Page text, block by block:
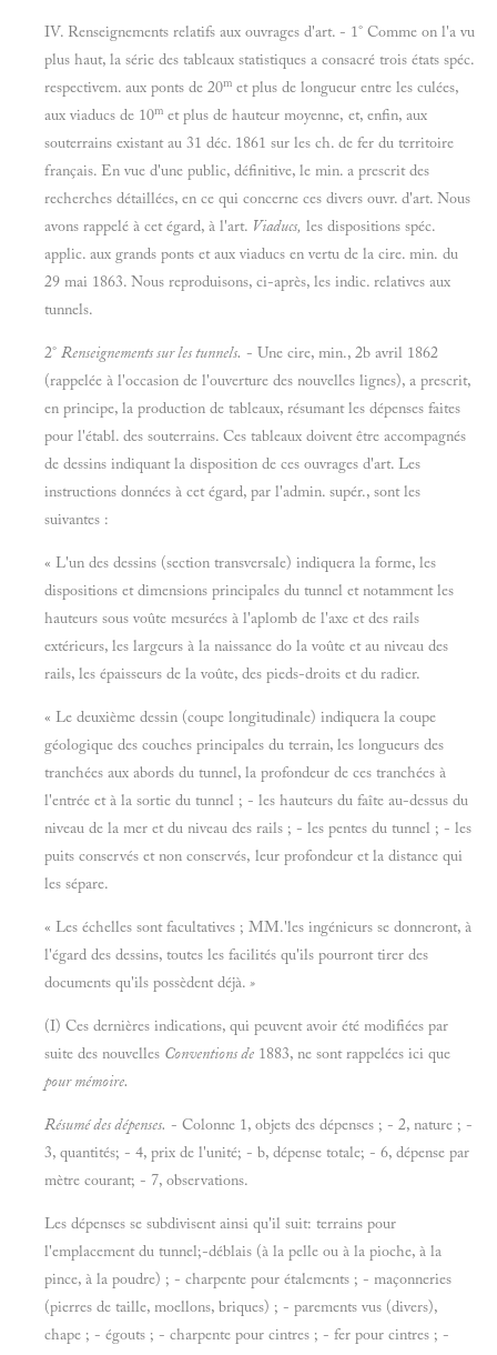
IV. Renseignements relatifs aux ouvrages d'art. - 1° Comme on l'a vu
plus haut, la série des tableaux statistiques a consacré trois états spéc.
respectivem. aux ponts de 20m et plus de longueur entre les culées,
aux viaducs de 10m et plus de hauteur moyenne, et, enfin, aux
souterrains existant au 31 déc. 1861 sur les ch. de fer du territoire
français. En vue d'une public, définitive, le min. a prescrit des
recherches détaillées, en ce qui concerne ces divers ouvr. d'art. Nous
avons rappelé à cet égard, à l'art. Viaducs, les dispositions spéc.
applic. aux grands ponts et aux viaducs en vertu de la cire. min. du
29 mai 1863. Nous reproduisons, ci-après, les indic. relatives aux
tunnels.
2° Renseignements sur les tunnels. - Une cire, min., 2b avril 1862
(rappelée à l'occasion de l'ouverture des nouvelles lignes), a prescrit,
en principe, la production de tableaux, résumant les dépenses faites
pour l'établ. des souterrains. Ces tableaux doivent être accompagnés
de dessins indiquant la disposition de ces ouvrages d'art. Les
instructions données à cet égard, par l'admin. supér., sont les
suivantes :
« L'un des dessins (section transversale) indiquera la forme, les
dispositions et dimensions principales du tunnel et notamment les
hauteurs sous voûte mesurées à l'aplomb de l'axe et des rails
extérieurs, les largeurs à la naissance do la voûte et au niveau des
rails, les épaisseurs de la voûte, des pieds-droits et du radier.
« Le deuxième dessin (coupe longitudinale) indiquera la coupe
géologique des couches principales du terrain, les longueurs des
tranchées aux abords du tunnel, la profondeur de ces tranchées à
l'entrée et à la sortie du tunnel ; - les hauteurs du faîte au-dessus du
niveau de la mer et du niveau des rails ; - les pentes du tunnel ; - les
puits conservés et non conservés, leur profondeur et la distance qui
les sépare.
« Les échelles sont facultatives ; MM.'les ingénieurs se donneront, à
l'égard des dessins, toutes les facilités qu'ils pourront tirer des
documents qu'ils possèdent déjà. »
(I) Ces dernières indications, qui peuvent avoir été modifiées par
suite des nouvelles Conventions de 1883, ne sont rappelées ici que
pour mémoire.
Résumé des dépenses. - Colonne 1, objets des dépenses ; - 2, nature ; -
3, quantités; - 4, prix de l'unité; - b, dépense totale; - 6, dépense par
mètre courant; - 7, observations.
Les dépenses se subdivisent ainsi qu'il suit: terrains pour
l'emplacement du tunnel;-déblais (à la pelle ou à la pioche, à la
pince, à la poudre) ; - charpente pour étalements ; - maçonneries
(pierres de taille, moellons, briques) ; - parements vus (divers),
chape ; - égouts ; - charpente pour cintres ; - fer pour cintres ; -